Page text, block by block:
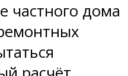
частного дома